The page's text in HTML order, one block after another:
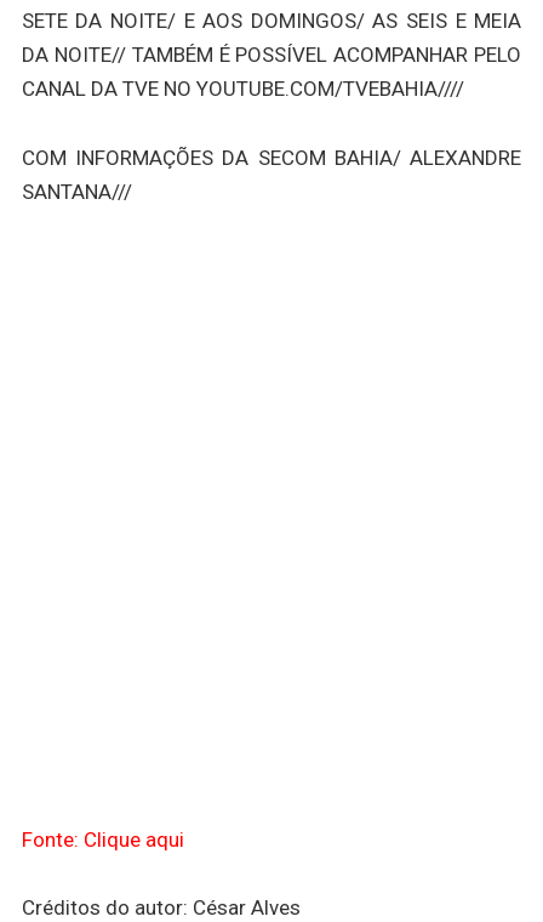
SETE DA NOITE/ E AOS DOMINGOS/ AS SEIS E MEIA
DA NOITE// TAMBÉM É POSSÍVEL ACOMPANHAR PELO
CANAL DA TVE NO YOUTUBE.COM/TVEBAHIA////
COM INFORMAÇÕES DA SECOM BAHIA/ ALEXANDRE
SANTANA///
Fonte: Clique aqui
Créditos do autor: César Alves